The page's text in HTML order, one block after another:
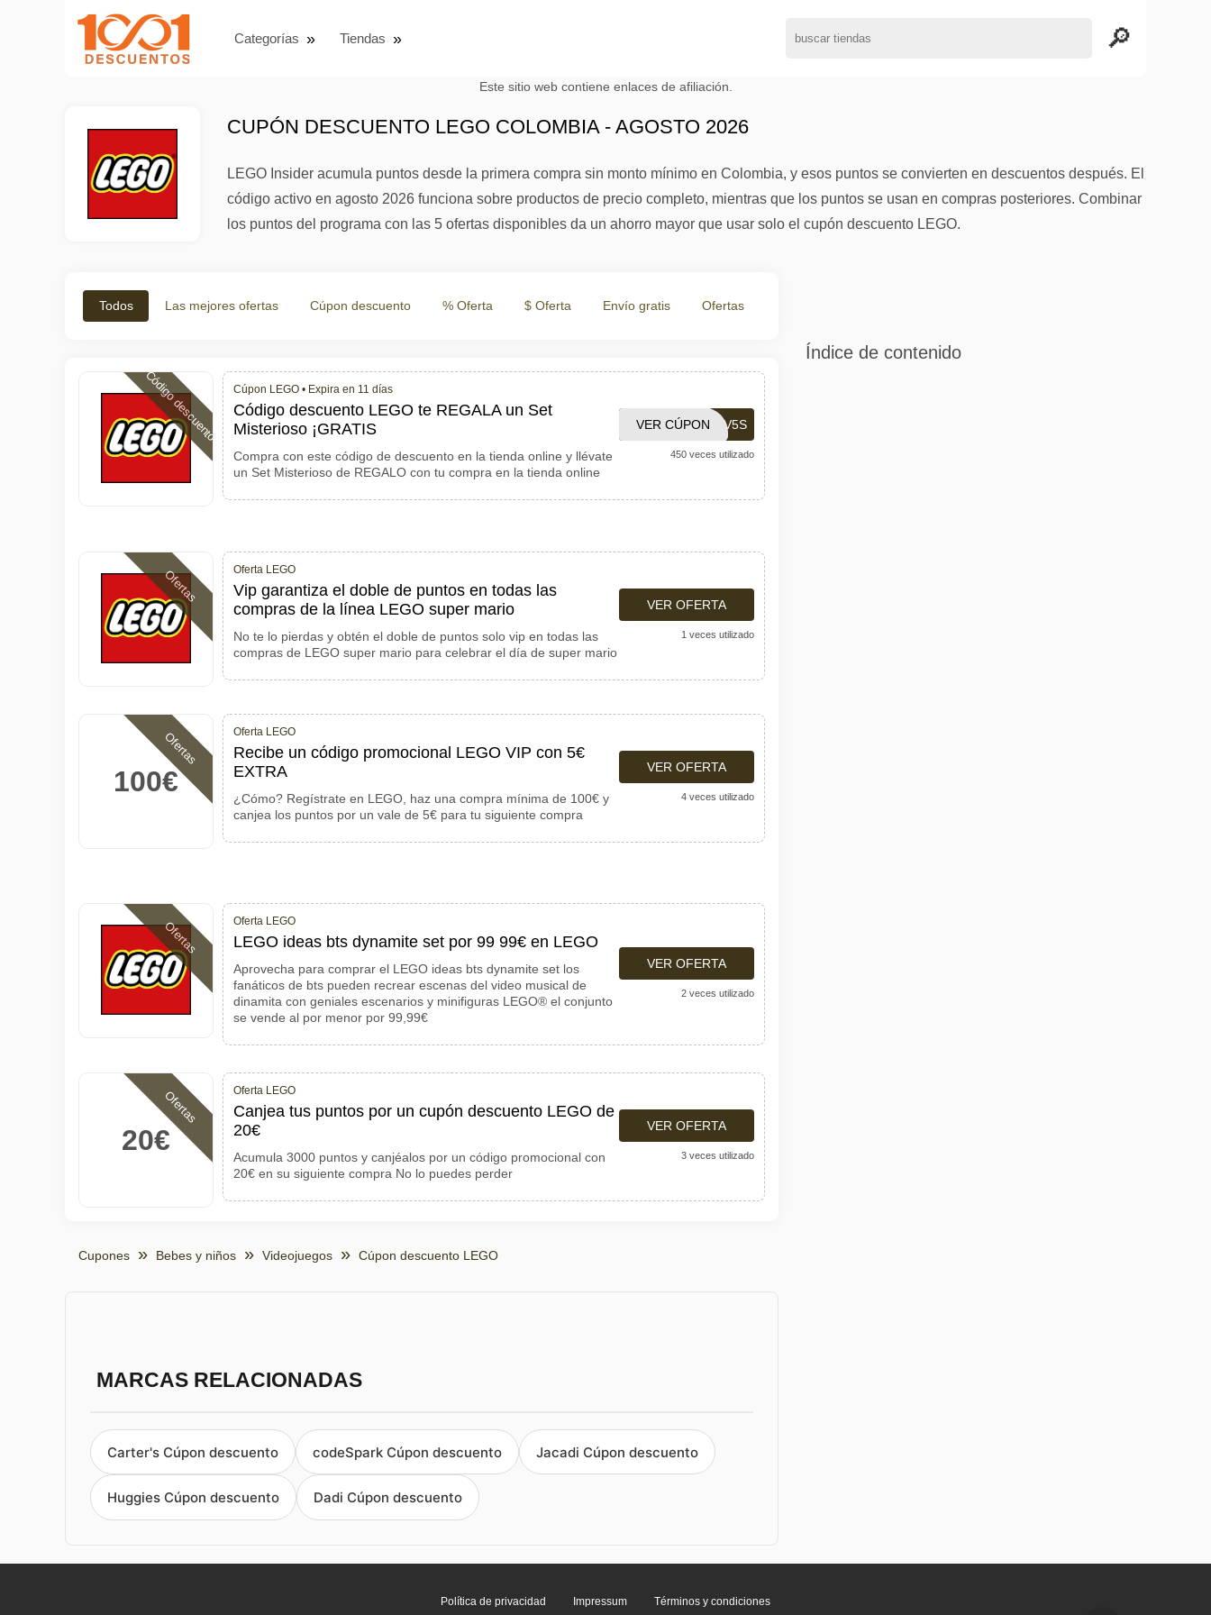
Categorías Tiendas
Este sitio web contiene enlaces de afiliación.
CUPÓN DESCUENTO LEGO COLOMBIA - AGOSTO 2026
LEGO Insider acumula puntos desde la primera compra sin monto mínimo en Colombia, y esos puntos se convierten en descuentos después. El
código activo en agosto 2026 funciona sobre productos de precio completo, mientras que los puntos se usan en compras posteriores. Combinar
los puntos del programa con las 5 ofertas disponibles da un ahorro mayor que usar solo el cupón descuento LEGO.
Todos Las mejores ofertas Cúpon descuento % Oferta $ Oferta Envío gratis Ofertas
Código descuento Cúpon LEGO • Expira en 11 días
Código descuento LEGO te REGALA un Set
Misterioso ¡GRATIS
Compra con este código de descuento en la tienda online y llévate
un Set Misterioso de REGALO con tu compra en la tienda online
TF7QJ7RV5S
VER CÚPON
450 veces utilizado
Ofertas Oferta LEGO
Vip garantiza el doble de puntos en todas las
compras de la línea LEGO super mario
No te lo pierdas y obtén el doble de puntos solo vip en todas las
compras de LEGO super mario para celebrar el día de super mario
VER OFERTA
1 veces utilizado
100€
Ofertas Oferta LEGO
Recibe un código promocional LEGO VIP con 5€
EXTRA
¿Cómo? Regístrate en LEGO, haz una compra mínima de 100€ y
canjea los puntos por un vale de 5€ para tu siguiente compra
VER OFERTA
4 veces utilizado
Ofertas Oferta LEGO
LEGO ideas bts dynamite set por 99 99€ en LEGO
Aprovecha para comprar el LEGO ideas bts dynamite set los
fanáticos de bts pueden recrear escenas del video musical de
dinamita con geniales escenarios y minifiguras LEGO® el conjunto
se vende al por menor por 99,99€
VER OFERTA
2 veces utilizado
20€
Ofertas Oferta LEGO
Canjea tus puntos por un cupón descuento LEGO de
20€
Acumula 3000 puntos y canjéalos por un código promocional con
20€ en su siguiente compra No lo puedes perder
VER OFERTA
3 veces utilizado
Cupones Bebes y niños Videojuegos Cúpon descuento LEGO
MARCAS RELACIONADAS
Carter's Cúpon descuento codeSpark Cúpon descuento Jacadi Cúpon descuento
Huggies Cúpon descuento Dadi Cúpon descuento
Índice de contenido
Política de privacidad Impressum Términos y condiciones